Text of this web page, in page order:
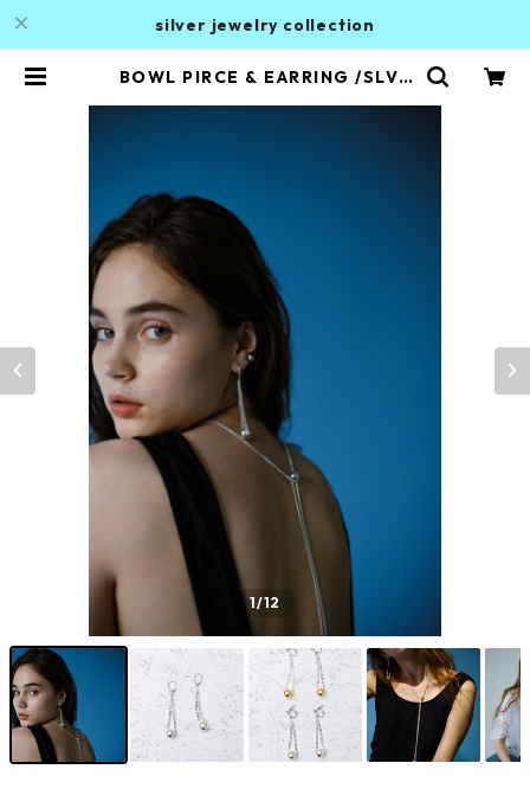
silver jewelry collection
BOWL PIRCE & EARRING /SLV |
1/12